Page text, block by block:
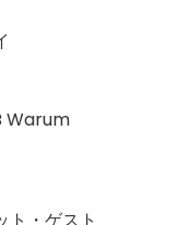
Warum